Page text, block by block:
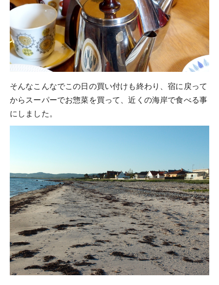
そんなこんなでこの日の買い付けも終わり、宿に戻って
からスーパーでお惣菜を買って、近くの海岸で食べる事
にしました。